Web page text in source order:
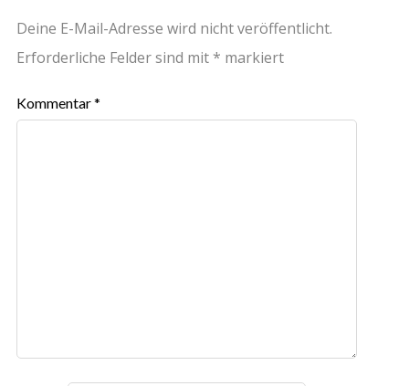
Deine E-Mail-Adresse wird nicht veröffentlicht.
Erforderliche Felder sind mit * markiert
Kommentar*